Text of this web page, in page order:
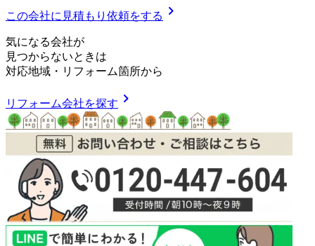
この会社に見積もり依頼をする chevron_right
気になる会社が
見つからないときは
対応地域 ・ リフォーム箇所から
リフォーム会社を探す chevron_right